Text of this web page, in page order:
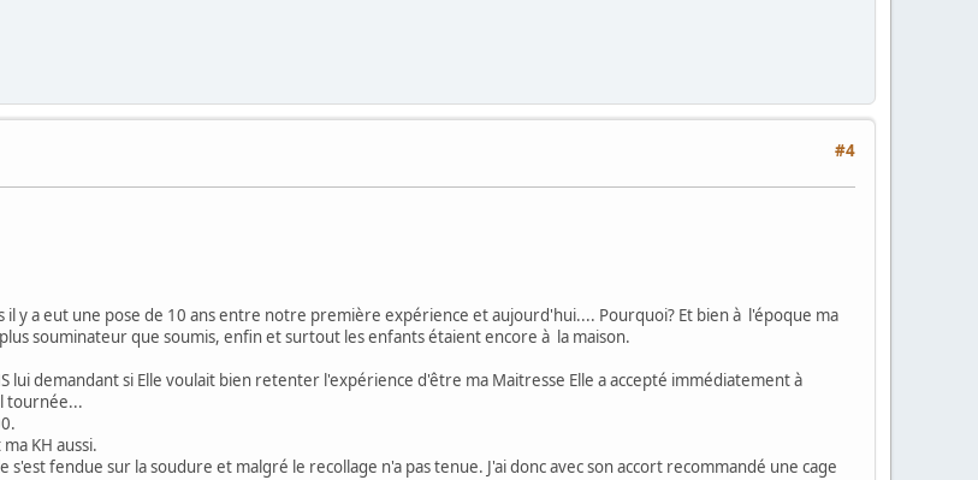
#4
y a eut une pose de 10 ans entre notre première expérience et aujourd'hui.... Pourquoi? Et bien à l'époque ma
souminateur que soumis, enfin et surtout les enfants étaient encore à la maison.
lui demandant si Elle voulait bien retenter l'expérience d'être ma Maitresse Elle a accepté immédiatement à
tournée...
KH aussi.
fendue sur la soudure et malgré le recollage n'a pas tenue. J'ai donc avec son accort recommandé une cage